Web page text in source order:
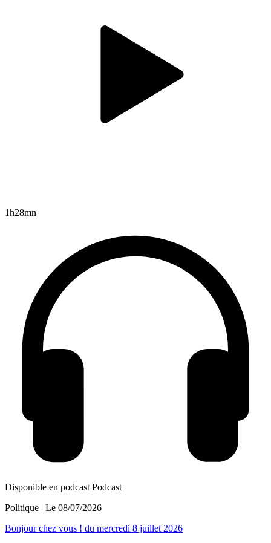
1h28mn
Disponible en podcast Podcast
Politique | Le 08/07/2026
Bonjour chez vous ! du mercredi 8 juillet 2026